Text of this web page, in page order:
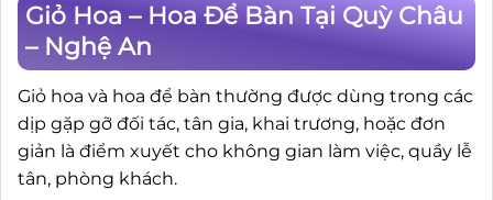
Giỏ Hoa – Hoa Để Bàn Tại Quỳ Châu
– Nghệ An
Giỏ hoa và hoa để bàn thường được dùng trong các
dịp gặp gỡ đối tác, tân gia, khai trương, hoặc đơn
giản là điểm xuyết cho không gian làm việc, quầy lễ
tân, phòng khách.